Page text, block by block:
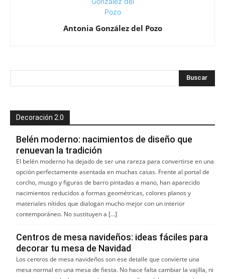
Antonia González del Pozo
Decoración 2.0
Belén moderno: nacimientos de diseño que
renuevan la tradición
El belén moderno ha dejado de ser una rareza para convertirse en una
opción perfectamente asentada en muchas casas. Frente al portal de
corcho, musgo y figuras de barro pintadas a mano, han aparecido
nacimientos reducidos a formas geométricas, colores planos y
materiales nítidos que dialogan mucho mejor con un interior
contemporáneo. No sustituyen a […]
Centros de mesa navideños: ideas fáciles para
decorar tu mesa de Navidad
Los centros de mesa navideños son ese detalle que convierte una
mesa normal en una mesa de fiesta. No hace falta cambiar la vajilla, ni